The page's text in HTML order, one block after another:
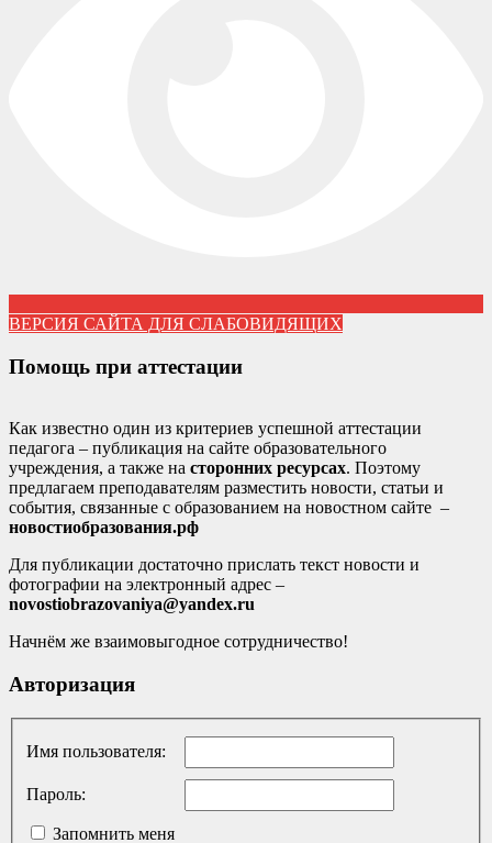
ВЕРСИЯ САЙТА ДЛЯ СЛАБОВИДЯЩИХ
Помощь при аттестации
Как известно один из критериев успешной аттестации
педагога – публикация на сайте образовательного
учреждения, а также на сторонних ресурсах. Поэтому
предлагаем преподавателям разместить новости, статьи и
события, связанные с образованием на новостном сайте –
новостиобразования.рф
Для публикации достаточно прислать текст новости и
фотографии на электронный адрес –
novostiobrazovaniya@yandex.ru
Начнём же взаимовыгодное сотрудничество!
Авторизация
Имя пользователя:
Пароль:
Запомнить меня